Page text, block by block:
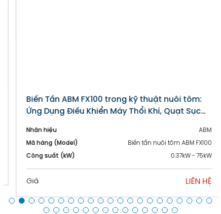
Biến Tần ABM FX100 trong kỹ thuật nuôi tôm:
Ứng Dụng Điều Khiển Máy Thổi Khí, Quạt Sục
Nhãn hiệu
ABM
Mã hàng (Model)
Biến tần nuôi tôm ABM FX100
Công suất (kW)
0.37kW - 75kW
Giá LIÊN HỆ